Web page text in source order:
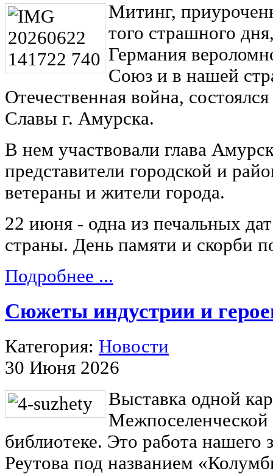
Митинг,
того страшного
Германия
Союз и в нашей
Отечественная война,
Славы г. Амурска.
В нем участвовали глава
представители городской и
ветераны и жители города.
22 июня - одна из печальных
страны. День памяти и скорби
Подробнее ...
Сюжеты индустрии и
Категория: Новости
30 Июня 2026
Выставка одной
Межпоселенческой
библиотеке. Это работа нашего
Реутова под названием